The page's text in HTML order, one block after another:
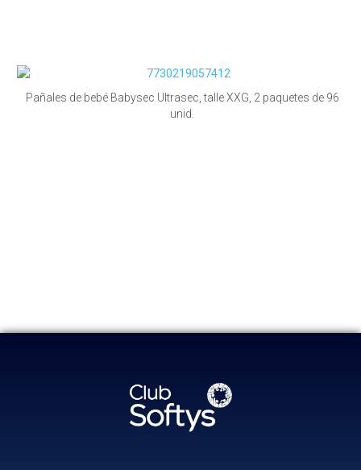
Pañales de bebé Babysec Ultrasec, talle XXG, 2 paquetes de 96
unid.